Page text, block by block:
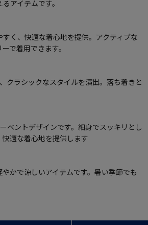
アイテムです。
く、快適な着心地を提供。アクティブな
で着用できます。
クラシックなスタイルを演出。落ち着きと
ベントデザインです。細身でスッキリとし
適な着心地を提供します
かで涼しいアイテムです。暑い季節でも